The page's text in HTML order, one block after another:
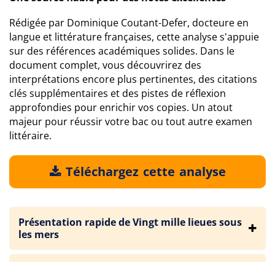
Rédigée par Dominique Coutant-Defer, docteure en
langue et littérature françaises, cette analyse s'appuie
sur des références académiques solides. Dans le
document complet, vous découvrirez des
interprétations encore plus pertinentes, des citations
clés supplémentaires et des pistes de réflexion
approfondies pour enrichir vos copies. Un atout
majeur pour réussir votre bac ou tout autre examen
littéraire.
Téléchargez cette analyse
Présentation rapide de Vingt mille lieues sous
les mers